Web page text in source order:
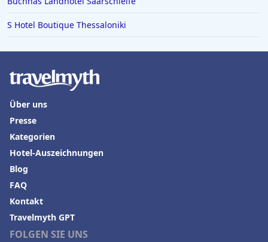
S Hotel Boutique Thessaloniki
FOLGEN SIE UNS
Über uns
Presse
Kategorien
Hotel-Auszeichnungen
Blog
FAQ
Kontakt
Travelmyth GPT